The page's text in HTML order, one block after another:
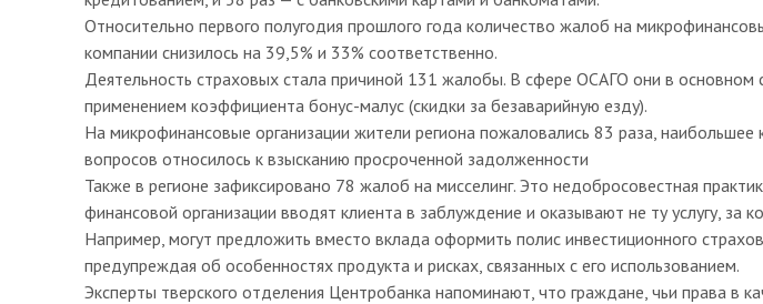
Относительно первого полугодия прошлого года количество жалоб на
компании снизилось на 39,5% и 33% соответственно.
Деятельность страховых стала причиной 131 жалобы. В сфере ОСАГО они в основном
применением коэффициента бонус-малус (скидки за безаварийную езду).
На микрофинансовые организации жители региона пожаловались 83 раза, наибольшее
вопросов относилось к взысканию просроченной задолженности
Также в регионе зафиксировано 78 жалоб на мисселинг. Это недобросовестная
финансовой организации вводят клиента в заблуждение и оказывают не ту услугу, за
Например, могут предложить вместо вклада оформить полис инвестиционного
предупреждая об особенностях продукта и рисках, связанных с его использованием.
Эксперты тверского отделения Центробанка напоминают, что граждане, чьи права в